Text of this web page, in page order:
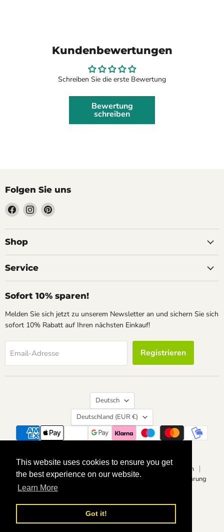
This website uses cookies to ensure you get
the best experience on our website.
Learn More
Got it!
This website uses cookies to ensure you get
the best experience on our website.
Learn More
Got it!
Kundenbewertungen
Schreiben Sie die erste Bewertung
Bewertung
schreiben
Folgen Sie uns
Finden
Sie
uns
auf
Finden
Sie
uns
Finden
uns
Shop
Service
Sofort 10% sparen!
Melden Sie sich jetzt zu unserem Newsletter an und sichern Sie sich
sofort 10% Rabatt auf Ihren nächsten Einkauf!
Email-Adresse Registrieren
Sprache
Deutsch
Land
Deutschland (EUR €)
Suchen Kontakt Über uns
Widerrufsrecht
Vertrag widerrufen
Datenschutzerklärung
Impressum
Allgemeine Geschäftsbedingungen
Barrierefreiheitserklärung
Powered by Shopify